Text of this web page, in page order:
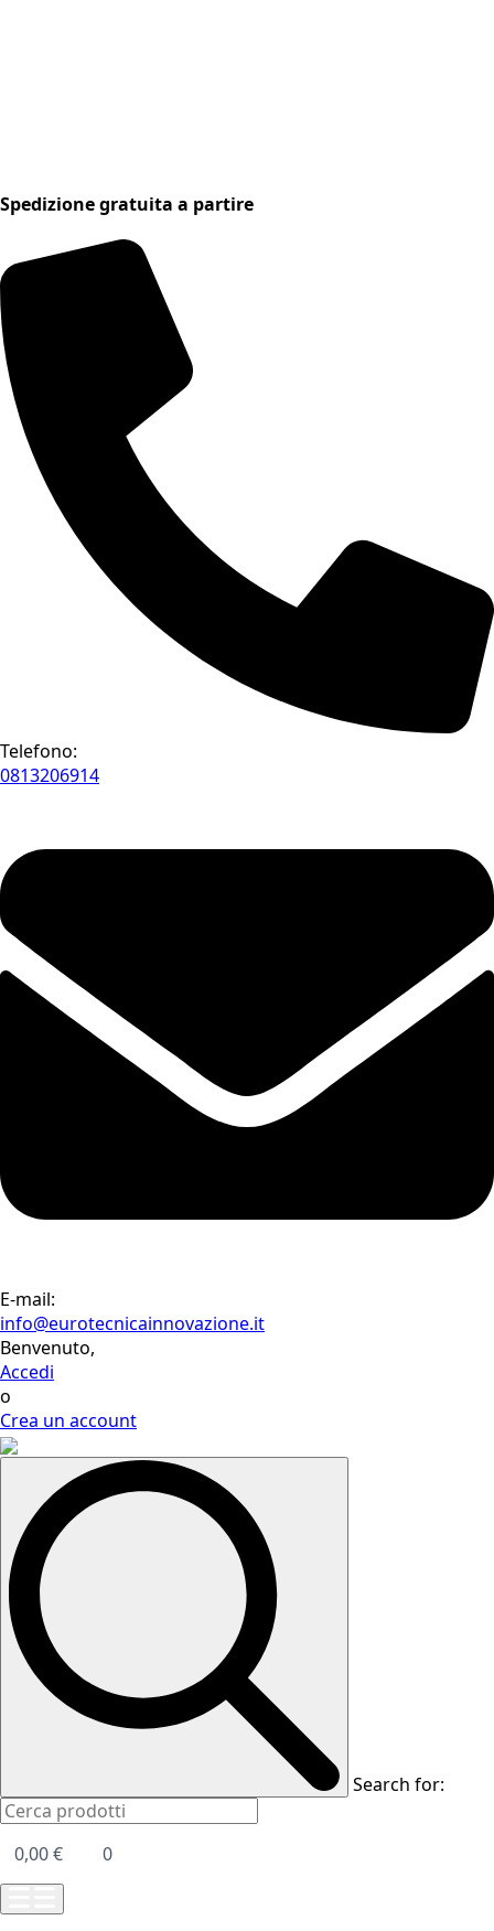
Spedizione gratuita a partire
Telefono:
0813206914
E-mail:
info@eurotecnicainnovazione.it
Benvenuto,
Accedi
o
Crea un account
Search for:
0,00€ 0